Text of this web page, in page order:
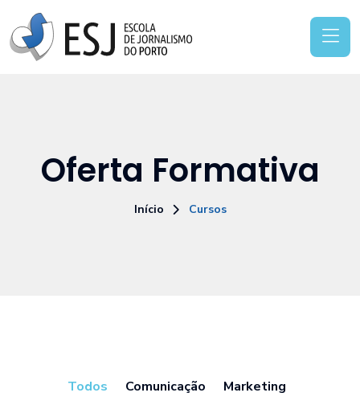
Oferta Formativa
Início Cursos
Todos Comunicação
Marketing